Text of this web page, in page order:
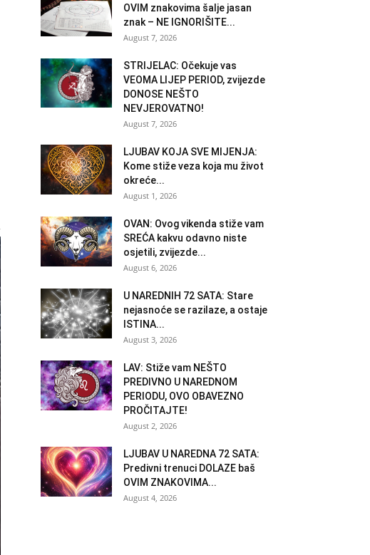
OVIM znakovima šalje jasan
znak – NE IGNORIŠITE...
August 7, 2026
STRIJELAC: Očekuje vas
VEOMA LIJEP PERIOD, zvijezde
DONOSE NEŠTO
NEVJEROVATNO!
August 7, 2026
LJUBAV KOJA SVE MIJENJA:
Kome stiže veza koja mu život
okreće...
August 1, 2026
OVAN: Ovog vikenda stiže vam
SREĆA kakvu odavno niste
osjetili, zvijezde...
August 6, 2026
U NAREDNIH 72 SATA: Stare
nejasnoće se razilaze, a ostaje
ISTINA...
August 3, 2026
LAV: Stiže vam NEŠTO
PREDIVNO U NAREDNOM
PERIODU, OVO OBAVEZNO
PROČITAJTE!
August 2, 2026
LJUBAV U NAREDNA 72 SATA:
Predivni trenuci DOLAZE baš
OVIM ZNAKOVIMA...
August 4, 2026